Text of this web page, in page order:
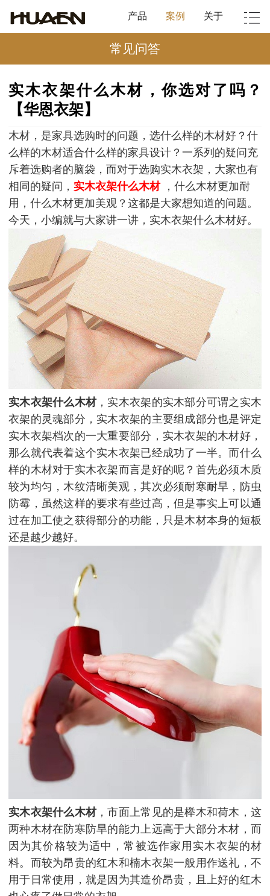
产品 案例 关于
常见问答
实木衣架什么木材，你选对了吗？
【华恩衣架】
木材，是家具选购时的问题，选什么样的木材好？什
么样的木材适合什么样的家具设计？一系列的疑问充
斥着选购者的脑袋，而对于选购实木衣架，大家也有
相同的疑问， 实木衣架什么木材
，什么木材更加耐
用，什么木材更加美观？这都是大家想知道的问题。
今天，小编就与大家讲一讲，实木衣架什么木材好。
实木衣架什么木材，实木衣架的实木部分可谓之实木
衣架的灵魂部分，实木衣架的主要组成部分也是评定
实木衣架档次的一大重要部分，实木衣架的木材好，
那么就代表着这个实木衣架已经成功了一半。而什么
样的木材对于实木衣架而言是好的呢？首先必须木质
较为均匀，木纹清晰美观，其次必须耐寒耐旱，防虫
防霉，虽然这样的要求有些过高，但是事实上可以通
过在加工使之获得部分的功能，只是木材本身的短板
还是越少越好。
实木衣架什么木材，市面上常见的是榉木和荷木，这
两种木材在防寒防旱的能力上远高于大部分木材，而
因为其价格较为适中，常被选作家用实木衣架的材
料。而较为昂贵的红木和楠木衣架一般用作送礼，不
用于日常使用，就是因为其造价昂贵，且上好的红木